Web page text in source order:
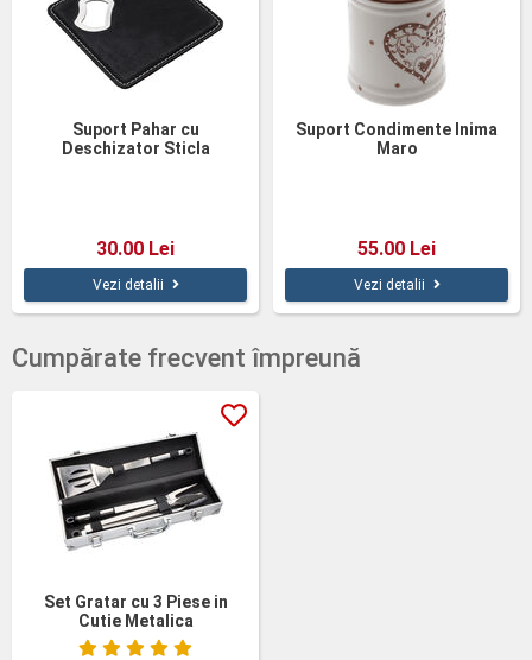
Suport Pahar cu
Deschizator Sticla
30.00 Lei
Vezi detalii
Suport Condimente Inima
Maro
55.00 Lei
Vezi detalii
Cumpărate frecvent împreună
Set Gratar cu 3 Piese in
Cutie Metalica